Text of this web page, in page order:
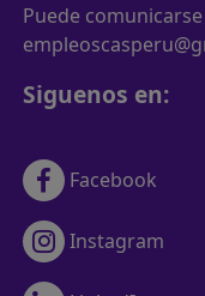
Puede
Siguenos en:
Facebook
Instagram